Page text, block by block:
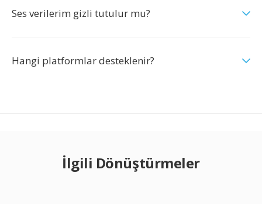
Ses verilerim gizli tutulur mu?
Hangi platformlar desteklenir?
İlgili Dönüştürmeler